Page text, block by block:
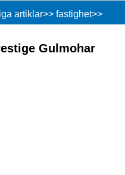
artiklar>> fastighet>>
Gulmohar